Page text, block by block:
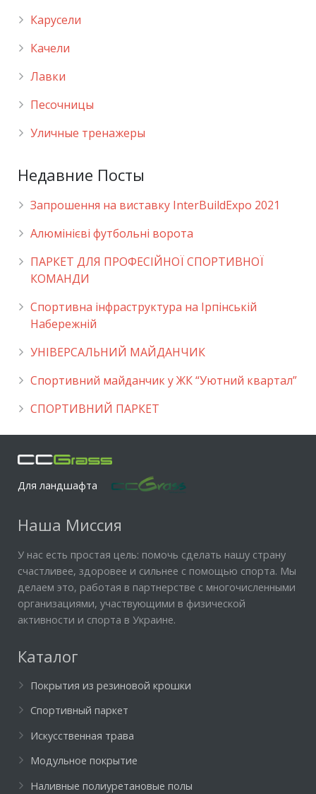
Карусели
Качели
Лавки
Песочницы
Уличные тренажеры
Недавние Посты
Запрошення на виставку InterBuildExpo 2021
Алюмінієві футбольні ворота
ПАРКЕТ ДЛЯ ПРОФЕСІЙНОЇ СПОРТИВНОЇ
КОМАНДИ
Спортивна інфраструктура на Ірпінській
Набережній
УНІВЕРСАЛЬНИЙ МАЙДАНЧИК
Cпортивний майданчик у ЖК “Уютний квартал”
СПОРТИВНИЙ ПАРКЕТ
Для ландшафта
Наша Миссия
У нас есть простая цель: помочь сделать нашу страну
счастливее, здоровее и сильнее с помощью спорта. Мы
делаем это, работая в партнерстве с многочисленными
организациями, участвующими в физической
активности и спорта в Украине.
Каталог
Покрытия из резиновой крошки
Спортивный паркет
Искусственная трава
Модульное покрытие
Наливные полиуретановые полы